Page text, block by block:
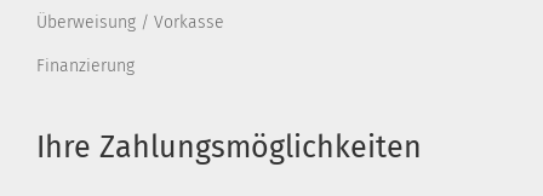
Überweisung / Vorkasse
Finanzierung
Ihre Zahlungsmöglichkeiten